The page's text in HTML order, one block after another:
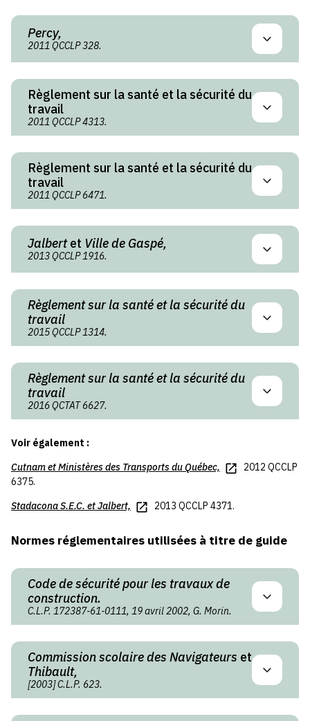
Percy,
2011 QCCLP 328.
Règlement sur la santé et la sécurité du
travail
2011 QCCLP 4313.
Règlement sur la santé et la sécurité du
travail
2011 QCCLP 6471.
Jalbertet Ville de Gaspé,
2013 QCCLP 1916.
Règlement sur la santé et la sécurité du
travail
2015 QCCLP 1314.
Règlement sur la santé et la sécurité du
travail
2016 QCTAT 6627.
Voir également :
CutnametMinistères des Transports du Québec,
2012 QCCLP
6375.
Stadacona S.E.C. etJalbert, 2013 QCCLP 4371.
Normes réglementaires utilisées à titre de guide
Code de sécurité pour les travaux de
construction.
C.L.P. 172387-61-0111, 19 avril 2002, G. Morin.
Commission scolaire des Navigateurs et
Thibault,
[2003] C.L.P. 623.